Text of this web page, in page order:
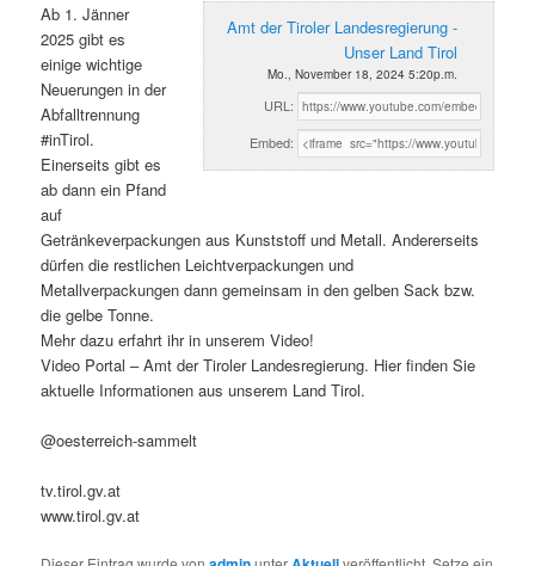
Amt der Tiroler Landesregierung -
Unser Land Tirol
Mo., November 18, 2024 5:20p.m.
URL:
Embed:
Ab 1. Jänner
2025 gibt es
einige wichtige
Neuerungen in der
Abfalltrennung
#inTirol.
Einerseits gibt es
ab dann ein Pfand
auf
Getränkeverpackungen aus Kunststoff und Metall. Andererseits
dürfen die restlichen Leichtverpackungen und
Metallverpackungen dann gemeinsam in den gelben Sack bzw.
die gelbe Tonne.
Mehr dazu erfahrt ihr in unserem Video!
Video Portal – Amt der Tiroler Landesregierung. Hier finden Sie
aktuelle Informationen aus unserem Land Tirol.
@oesterreich-sammelt
tv.tirol.gv.at
www.tirol.gv.at